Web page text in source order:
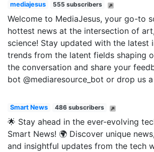
mediajesus 555 subscribers
Welcome to MediaJesus, your go-to
hottest news at the intersection of
science! Stay updated with the latest
trends from the latent fields shaping
the conversation and share your
bot @mediaresource_bot or drop us
Smart News 486 subscribers
🌟 Stay ahead in the ever-evolving
Smart News! 🌍 Discover unique
and insightful updates from the tech